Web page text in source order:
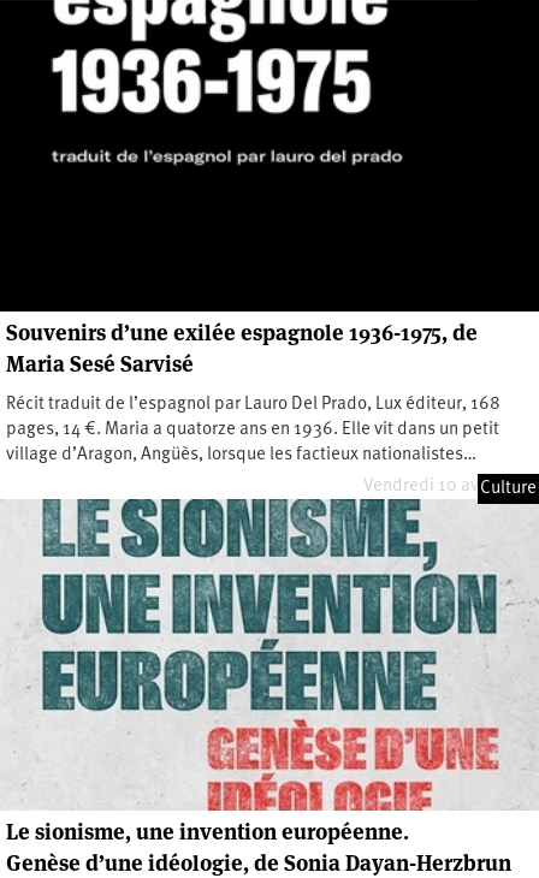
Souvenirs d’une exilée espagnole 1936-1975, de
Maria Sesé Sarvisé
Récit traduit de l’espagnol par Lauro Del Prado, Lux éditeur, 168
pages, 14 €. Maria a quatorze ans en 1936. Elle vit dans un petit
village d’Aragon, Angüès, lorsque les factieux nationalistes…
Vendredi 10 avril 2026
Culture
Le sionisme, une invention européenne.
Genèse d’une idéologie, de Sonia Dayan-Herzbrun